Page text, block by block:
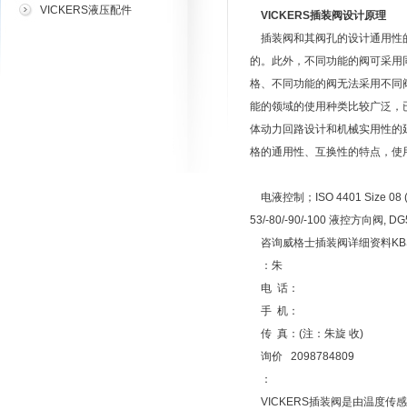
VICKERS液压配件
VICKERS插装阀设计原理
插装阀和其阀孔的设计通用性
的。此外，不同功能的阀可采
格、不同功能的阀无法采用不
能的领域的使用种类比较广泛
体动力回路设计和机械实用性
格的通用性、互换性的特点，
电液控制；ISO 4401 Size 08
53/-80/-90/-100 液控方向阀,
咨询威格士插装阀详细资料
：朱
电 话：
手 机：
传 真：(注：朱旋 收)
询价 2098784809
：
VICKERS插装阀是由温度传